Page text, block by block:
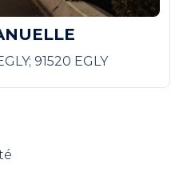
91520 EGLY